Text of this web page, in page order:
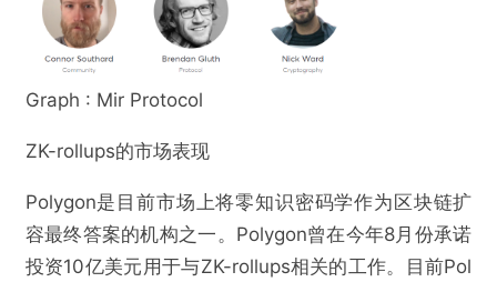
Graph : Mir Protocol
ZK-rollups的市场表现
Polygon是目前市场上将零知识密码学作为区块链扩
容最终答案的机构之一。Polygon曾在今年8月份承诺
投资10亿美元用于与ZK-rollups相关的工作。目前Pol